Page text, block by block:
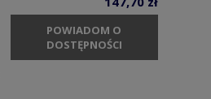
POWIADOM O
DOSTĘPNOŚCI